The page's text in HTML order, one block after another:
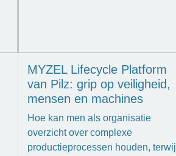
MYZEL Lifecycle Platform
van Pilz: grip op veiligheid,
mensen en machines
Hoe kan men als organisatie
overzicht over complexe
productieprocessen houden, terwijl